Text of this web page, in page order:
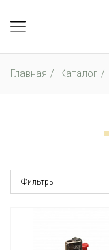
Главная Каталог
Фильтры